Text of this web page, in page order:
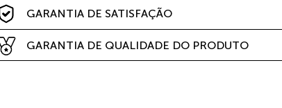
GARANTIA DE SATISFAÇÃO
GARANTIA DE QUALIDADE DO PRODUTO